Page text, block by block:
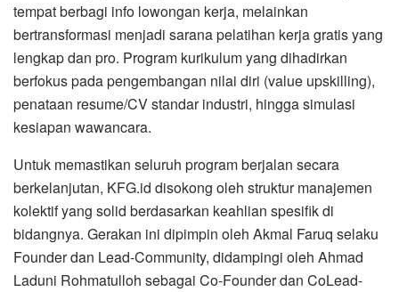
tempat berbagi info lowongan kerja, melainkan
bertransformasi menjadi sarana pelatihan kerja gratis yang
lengkap dan pro. Program kurikulum yang dihadirkan
berfokus pada pengembangan nilai diri (value upskilling),
penataan resume/CV standar industri, hingga simulasi
kesiapan wawancara.
​Untuk memastikan seluruh program berjalan secara
berkelanjutan, KFG.id disokong oleh struktur manajemen
kolektif yang solid berdasarkan keahlian spesifik di
bidangnya. Gerakan ini dipimpin oleh Akmal Faruq selaku
Founder dan Lead-Community, didampingi oleh Ahmad
Laduni Rohmatulloh sebagai Co-Founder dan CoLead-